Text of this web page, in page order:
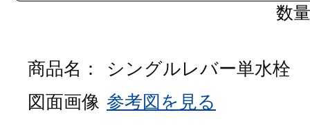
数量
商品名：
シングルレバー単水栓
図面画像 参考図を見る